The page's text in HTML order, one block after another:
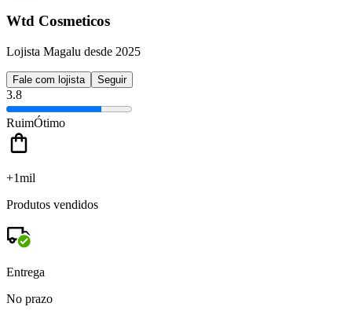
Wtd Cosmeticos
Lojista Magalu desde 2025
Fale com lojista Seguir
3.8
RuimÓtimo
+1mil
Produtos vendidos
Entrega
No prazo